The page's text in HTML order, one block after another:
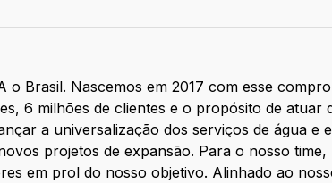
Brasil. Nascemos em 2017 com esse
6 milhões de clientes e o propósito de
a universalização dos serviços de água e
projetos de expansão. Para o nosso
em prol do nosso objetivo. Alinhado ao